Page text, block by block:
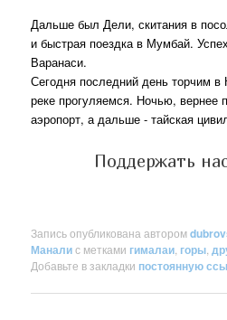
Дальше был Дели, скитания в
и быстрая поездка в Мумбай.
Варанаси.
Сегодня последний день торчим в
реке прогуляемся. Ночью, вернее
аэропорт, а дальше - тайская
Поддержать
Запись опубликована автором
Маналис метками гималаи горы
Добавьте в закладки постоянную